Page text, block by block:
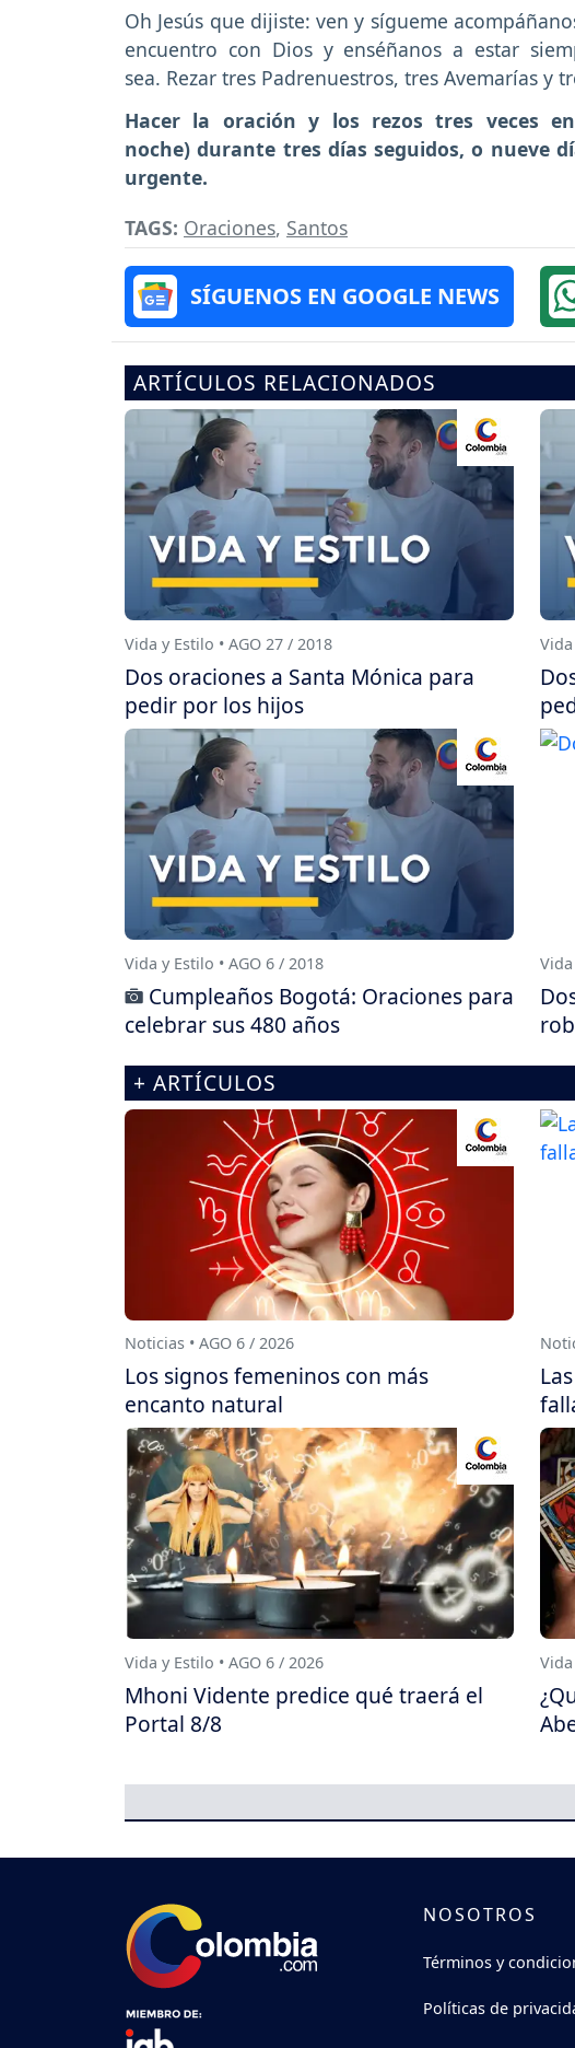
Oh Jesús que dijiste: ven y sígueme
encuentro con Dios y enséñanos a estar
sea. Rezar tres Padrenuestros, tres Avemarías y
Hacer la oración y los rezos tres veces
noche) durante tres días seguidos, o nueve
urgente.
TAGS: Oraciones, Santos
SÍGUENOS EN GOOGLE NEWS
ARTÍCULOS RELACIONADOS
Vida y Estilo • AGO 27 / 2018
Dos oraciones a Santa Mónica para
pedir por los hijos
Vida y Estilo • AGO 6 / 2018
Cumpleaños Bogotá: Oraciones para
celebrar sus 480 años
+ ARTÍCULOS
Noticias • AGO 6 / 2026
Los signos femeninos con más
encanto natural
Vida y Estilo • AGO 6 / 2026
Mhoni Vidente predice qué traerá el
Portal 8/8
NOSOTROS
Términos y
Políticas de